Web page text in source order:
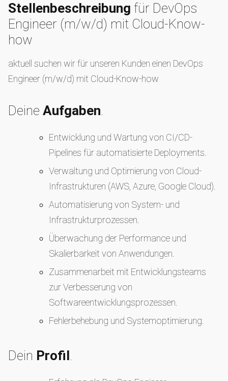
Stellenbeschreibung für DevOps
Engineer (m/w/d) mit Cloud-Know-
how
aktuell suchen wir für unseren Kunden einen DevOps
Engineer (m/w/d) mit Cloud-Know-how
Deine Aufgaben.
Entwicklung und Wartung von CI/CD-
Pipelines für automatisierte Deployments.
Verwaltung und Optimierung von Cloud-
Infrastrukturen (AWS, Azure, Google Cloud).
Automatisierung von System- und
Infrastrukturprozessen.
Überwachung der Performance und
Skalierbarkeit von Anwendungen.
Zusammenarbeit mit Entwicklungsteams
zur Verbesserung von
Softwareentwicklungsprozessen.
Fehlerbehebung und Systemoptimierung.
Dein Profil.